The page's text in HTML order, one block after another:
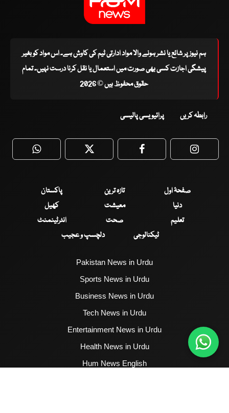
ہم نیوز پر شائع یا نشر ہونے والا مواد ادارتی ٹیم کی کاوش ہے۔ اس مواد کو بغیر
پیشگی اجازت کسی بھی صورت میں استعمال یا نقل کرنا درست نہیں۔ تمام
حقوق محفوظ ہیں © 2026
رابطہ کریں پرائیویسی پالیسی
WhatsApp Twitter Facebook
صفحۂ اول تازہ ترین
پاکستان
دنیا
معیشت
کھیل
تعلیم
صحت
انٹرٹینمنٹ
ٹیکنالوجی
دلچسپ و عجیب
Pakistan News in Urdu
Sports News in Urdu
Business News in Urdu
Tech News in Urdu
Entertainment News in Urdu
Health News in Urdu
Hum News English